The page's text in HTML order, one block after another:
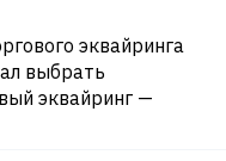
эквайринга
выбрать
эквайринг —